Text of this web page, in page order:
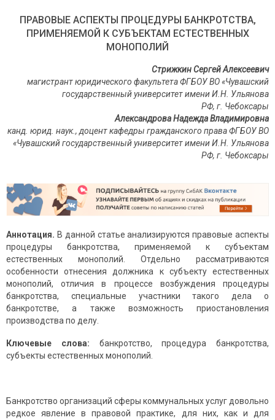
ПРАВОВЫЕ АСПЕКТЫ ПРОЦЕДУРЫ БАНКРОТСТВА,
ПРИМЕНЯЕМОЙ К СУБЪЕКТАМ ЕСТЕСТВЕННЫХ
МОНОПОЛИЙ
Стрижкин Сергей Алексеевич
магистрант юридического факультета ФГБОУ ВО «Чувашский
государственный университет имени И.Н. Ульянова
РФ, г. Чебоксары
Александрова Надежда Владимировна
канд. юрид. наук., доцент кафедры гражданского праваФГБОУ ВО
«Чувашский государственный университет имени И.Н. Ульянова
РФ, г. Чебоксары
Аннотация. В данной статье анализируются правовые аспекты
процедуры банкротства, применяемой к субъектам
естественных монополий. Отдельно рассматриваются
особенности отнесения должника к субъекту естественных
монополий, отличия в процессе возбуждения процедуры
банкротства, специальные участники такого дела о
банкротстве, а также возможность приостановления
производства по делу.
Ключевые слова: банкротство, процедура банкротства,
субъекты естественных монополий.
Банкротство организаций сферы коммунальных услуг довольно
редкое явление в правовой практике, для них, как и для